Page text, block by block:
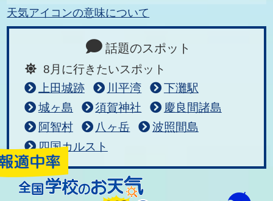
天気アイコンの意味について
話題のスポット
8月に行きたいスポット
上田城跡
川平湾
下灘駅
城ヶ島
須賀神社
慶良間諸島
阿智村
八ヶ岳
波照間島
四国カルスト